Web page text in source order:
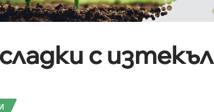
с изтекъл